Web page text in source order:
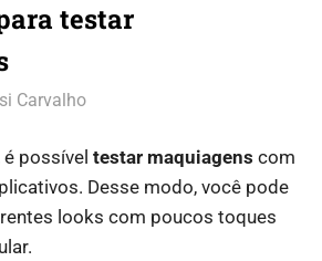
testar
Carvalho
possível testar maquiagens com
Desse modo, você pode
looks com poucos toques